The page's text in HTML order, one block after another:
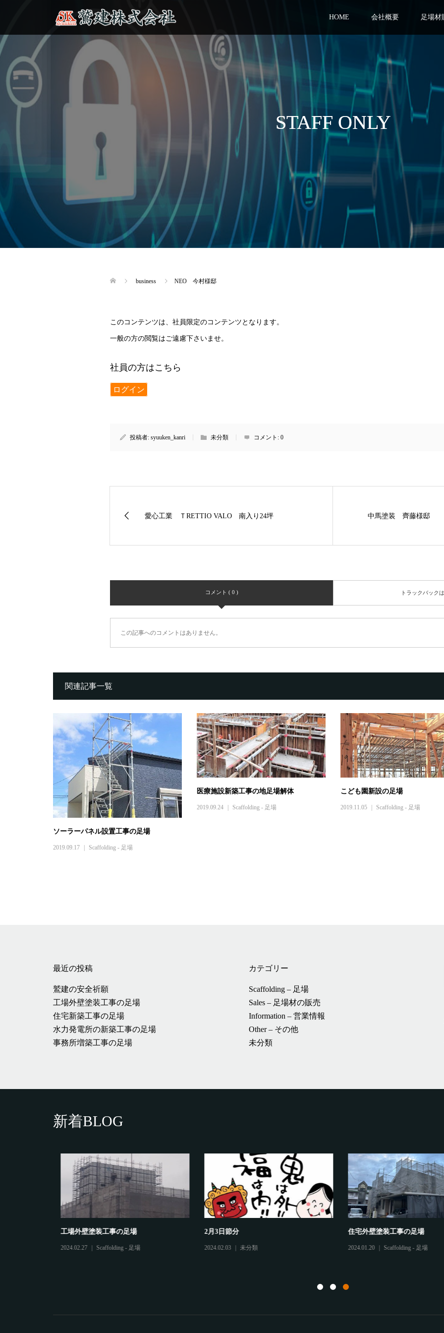
HOME 会社概要 足場材
STAFF ONLY
business NEO 今村様邸
このコンテンツは、社員限定のコンテンツとなります。
一般の方の閲覧はご遠慮下さいませ。
社員の方はこちら
ログイン
投稿者: syuuken_kanri 未分類 コメント: 0
愛心工業 ＴRETTIO VALO 南入り24坪 中馬塗装 齊藤様邸
コメント ( 0 ) トラックバック
この記事へのコメントはありません。
関連記事一覧
ソーラーパネル設置工事の足場
2019.09.17 Scaffolding - 足場
医療施設新築工事の地足場解体
2019.09.24 Scaffolding - 足場
こども園新設の足場
2019.11.05 Scaffolding - 足場
最近の投稿
鷲建の安全祈願
工場外壁塗装工事の足場
住宅新築工事の足場
水力発電所の新築工事の足場
事務所増築工事の足場
カテゴリー
Scaffolding – 足場
Sales – 足場材の販売
Information – 営業情報
Other – その他
未分類
新着BLOG
工場外壁塗装工事の足場
2024.02.27 Scaffolding - 足場
2月3日節分
2024.02.03 未分類
住宅外壁塗装工事の足場
2024.01.20 Scaffolding - 足場